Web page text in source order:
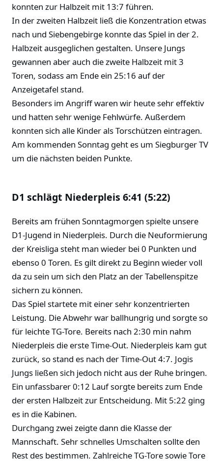
konnten zur Halbzeit mit 13:7 führen.
In der zweiten Halbzeit ließ die Konzentration etwas
nach und Siebengebirge konnte das Spiel in der 2.
Halbzeit ausgeglichen gestalten. Unsere Jungs
gewannen aber auch die zweite Halbzeit mit 3
Toren, sodass am Ende ein 25:16 auf der
Anzeigetafel stand.
Besonders im Angriff waren wir heute sehr effektiv
und hatten sehr wenige Fehlwürfe. Außerdem
konnten sich alle Kinder als Torschützen eintragen.
Am kommenden Sonntag geht es um Siegburger TV
um die nächsten beiden Punkte.
D1 schlägt Niederpleis 6:41 (5:22)
Bereits am frühen Sonntagmorgen spielte unsere
D1-Jugend in Niederpleis. Durch die Neuformierung
der Kreisliga steht man wieder bei 0 Punkten und
ebenso 0 Toren. Es gilt direkt zu Beginn wieder voll
da zu sein um sich den Platz an der Tabellenspitze
sichern zu können.
Das Spiel startete mit einer sehr konzentrierten
Leistung. Die Abwehr war ballhungrig und sorgte so
für leichte TG-Tore. Bereits nach 2:30 min nahm
Niederpleis die erste Time-Out. Niederpleis kam gut
zurück, so stand es nach der Time-Out 4:7. Jogis
Jungs ließen sich jedoch nicht aus der Ruhe bringen.
Ein unfassbarer 0:12 Lauf sorgte bereits zum Ende
der ersten Halbzeit zur Entscheidung. Mit 5:22 ging
es in die Kabinen.
Durchgang zwei zeigte dann die Klasse der
Mannschaft. Sehr schnelles Umschalten sollte den
Rest des bestimmen. Zahlreiche TG-Tore sowie Tore